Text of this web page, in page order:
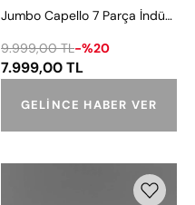
Jumbo Capello 7 Parça İndüksiyon Tabanlı Tencere Seti
9.999,00 TL-%20
7.999,00 TL
GELINCE HABER VER
Metalix